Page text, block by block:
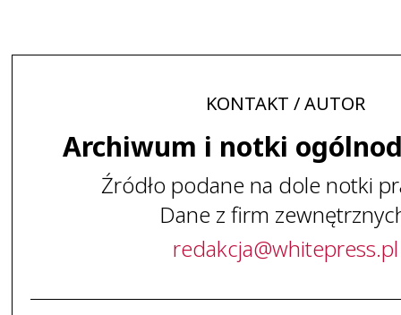
KONTAKT / AUTOR
Archiwum i notki
Źródło podane na dole notki
Dane z firm
redakcja@whitepress.pl